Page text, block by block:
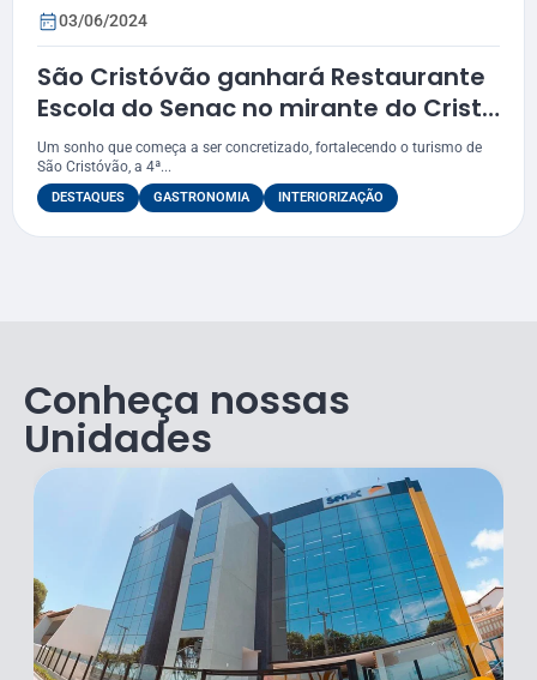
03/06/2024
São Cristóvão ganhará Restaurante
Escola do Senac no mirante do Cristo
Redentor ainda este ano
Um sonho que começa a ser concretizado, fortalecendo o turismo de
São Cristóvão, a 4ª...
DESTAQUES GASTRONOMIA INTERIORIZAÇÃO
Conheça nossas
Unidades